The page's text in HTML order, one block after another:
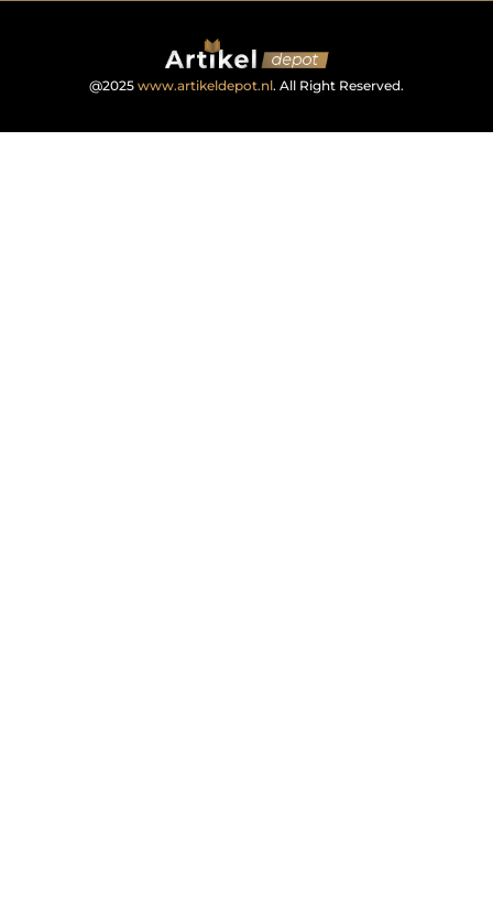
@2025 www.artikeldepot.nl. All Right Reserved.